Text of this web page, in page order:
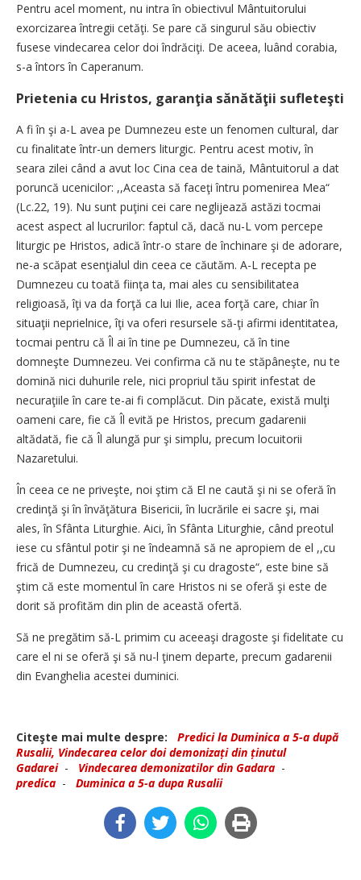
Pentru acel moment, nu intra în obiectivul Mântuitorului
exorcizarea întregii cetăţi. Se pare că singurul său obiectiv
fusese vindecarea celor doi îndrăciţi. De aceea, luând corabia,
s-a întors în Caperanum.
Prietenia cu Hristos, garanţia sănătăţii sufleteşti
A fi în şi a-L avea pe Dumnezeu este un fenomen cultural, dar
cu finalitate într-un demers liturgic. Pentru acest motiv, în
seara zilei când a avut loc Cina cea de taină, Mântuitorul a dat
poruncă ucenicilor: ,,Aceasta să faceţi întru pomenirea Mea“
(Lc.22, 19). Nu sunt puţini cei care neglijează astăzi tocmai
acest aspect al lucrurilor: faptul că, dacă nu-L vom percepe
liturgic pe Hristos, adică într-o stare de închinare şi de adorare,
ne-a scăpat esenţialul din ceea ce căutăm. A-L recepta pe
Dumnezeu cu toată fiinţa ta, mai ales cu sensibilitatea
religioasă, îţi va da forţă ca lui Ilie, acea forţă care, chiar în
situaţii neprielnice, îţi va oferi resursele să-ţi afirmi identitatea,
tocmai pentru că Îl ai în tine pe Dumnezeu, că în tine
domneşte Dumnezeu. Vei confirma că nu te stăpâneşte, nu te
domină nici duhurile rele, nici propriul tău spirit infestat de
necuraţiile în care te-ai fi complăcut. Din păcate, există mulţi
oameni care, fie că Îl evită pe Hristos, precum gadarenii
altădată, fie că Îl alungă pur şi simplu, precum locuitorii
Nazaretului.
În ceea ce ne priveşte, noi ştim că El ne caută şi ni se oferă în
credinţă şi în învăţătura Bisericii, în lucrările ei sacre şi, mai
ales, în Sfânta Liturghie. Aici, în Sfânta Liturghie, când preotul
iese cu sfântul potir şi ne îndeamnă să ne apropiem de el ,,cu
frică de Dumnezeu, cu credinţă şi cu dragoste“, este bine să
ştim că este momentul în care Hristos ni se oferă şi este de
dorit să profităm din plin de această ofertă.
Să ne pregătim să-L primim cu aceeaşi dragoste şi fidelitate cu
care el ni se oferă şi să nu-l ţinem departe, precum gadarenii
din Evanghelia acestei duminici.
Citeşte mai multe despre:
Predici la Duminica a 5-a după
Rusalii, Vindecarea celor doi demonizați din ținutul
Gadarei- Vindecarea demonizatilor din Gadara -
predica - Duminica a 5-a dupa Rusalii